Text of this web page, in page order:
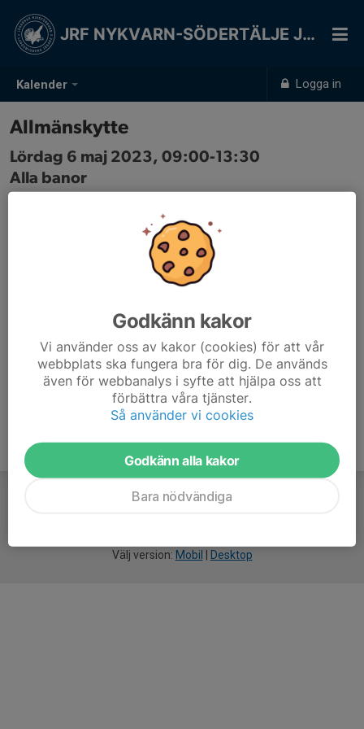
Kalender Logga in
JRF NYKVARN-SÖDERTÄLJE JSK
Allmänskytte
Lördag 6 maj 2023, 09:00-13:30
Alla banor
Välj version: Mobil Desktop
Godkänn kakor
Vi använder oss av kakor (cookies) för att vår
webbplats ska fungera bra för dig. De används
även för webbanalys i syfte att hjälpa oss att
förbättra våra tjänster.
Så använder vi cookies
Godkänn alla kakor
Bara nödvändiga